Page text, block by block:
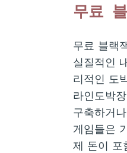
무료
무료 블랙
실질적인
리적인 도
라인도박
구축하거
게임들은
제 돈이 포